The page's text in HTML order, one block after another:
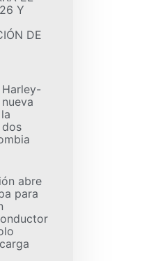
Y
DE
abre
para